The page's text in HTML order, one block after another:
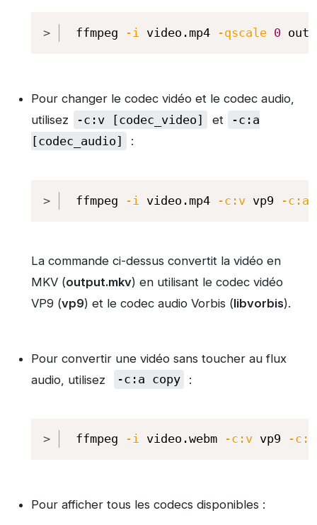
ffmpeg -i video.mp4 -qscale 0Copy
Pour changer le codec vidéo et le codec audio,
utilisez
-c:v [codec_video] et
-c:a
[codec_audio]
:
ffmpeg -i video.mp4 -c:v vp9 -c:a
La commande ci-dessus convertit la vidéo en
MKV (output.mkv) en utilisant le codec vidéo
VP9 (vp9) et le codec audio Vorbis (libvorbis).
Pour convertir une vidéo sans toucher au flux
audio, utilisez
-c:a copy :
ffmpeg -i video.webm -c:v vp9 -c:a
Copy
Pour afficher tous les codecs disponibles :